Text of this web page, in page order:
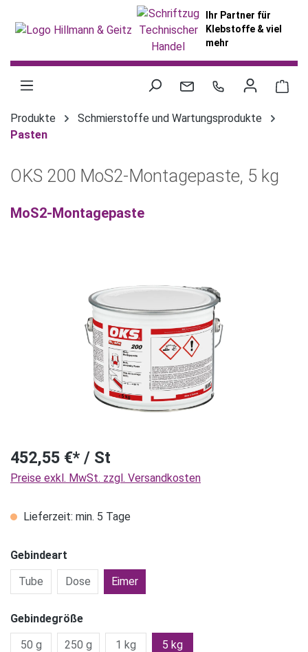
Ihr Partner für
Klebstoffe & viel
mehr
Produkte
Schmierstoffe und Wartungsprodukte
Pasten
OKS 200 MoS2-Montagepaste, 5 kg
MoS2-Montagepaste
452,55 €* / St
Preise exkl. MwSt. zzgl. Versandkosten
Lieferzeit: min. 5 Tage
Gebindeart
Tube
Dose Eimer
Gebindegröße
50 g
250 g 1 kg 5 kg